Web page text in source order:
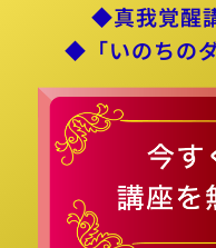
◆真我覚醒
◆「いのちの